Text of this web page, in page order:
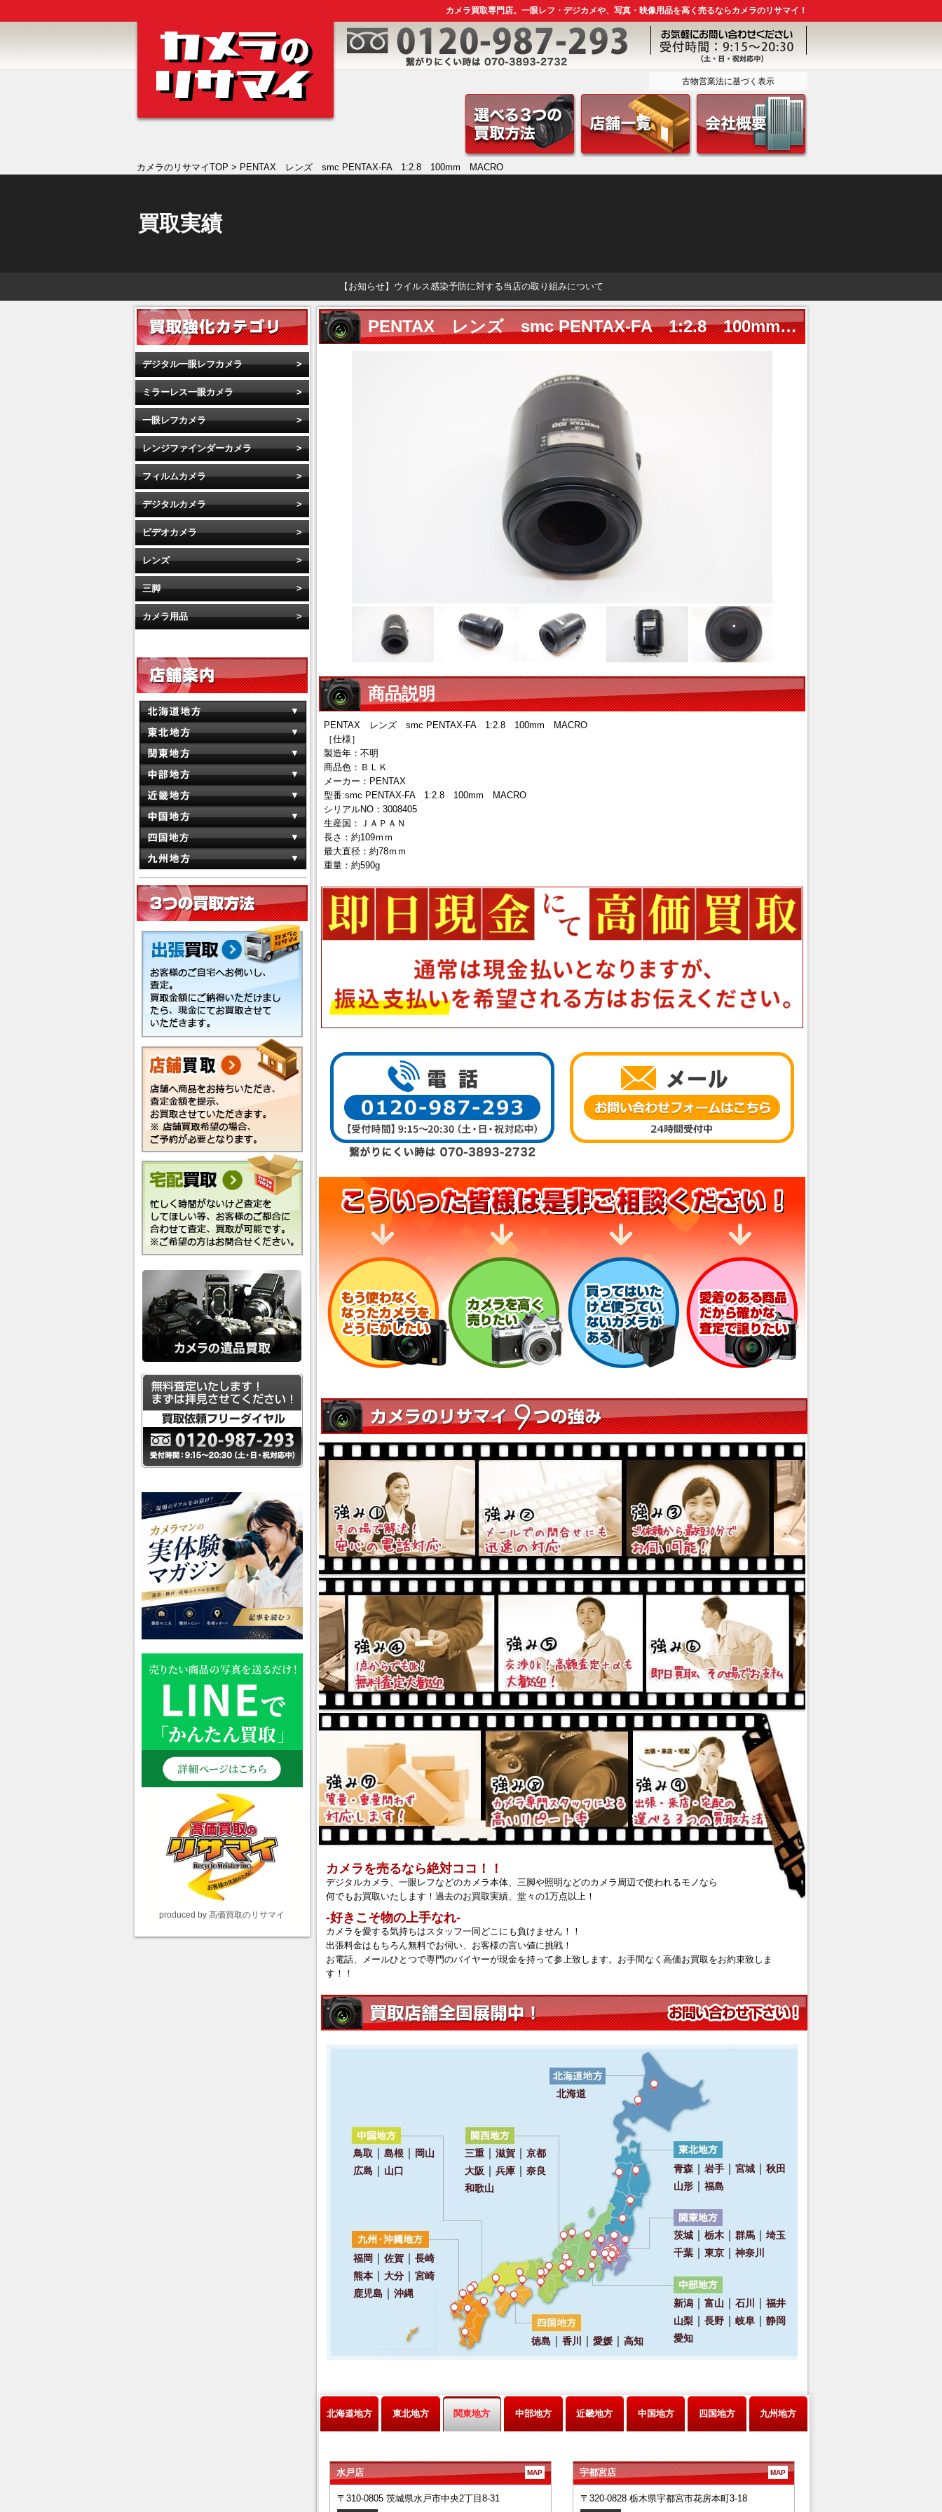
カメラ買取専門店。一眼レフ・デジカメや、写真・映像用品を高く売るならカメラのリサマイ！
古物営業法に基づく表示
カメラのリサマイTOP > PENTAX レンズ smc PENTAX-FA 1:2.8 100mm MACRO
買取実績
【お知らせ】ウイルス感染予防に対する当店の取り組みについて
PENTAX レンズ smc PENTAX-FA 1:2.8 100mm MACRO
商品説明
PENTAX レンズ smc PENTAX-FA 1:2.8 100mm MACRO
［仕様］
製造年：不明
商品色：ＢＬＫ
メーカー：PENTAX
型番:smc PENTAX-FA 1:2.8 100mm MACRO
シリアルNO：3008405
生産国：ＪＡＰＡＮ
長さ：約109ｍｍ
最大直径：約78ｍｍ
重量：約590g
カメラを売るなら絶対ココ！！
デジタルカメラ、一眼レフなどのカメラ本体、三脚や照明などのカメラ周辺で使われるモノなら
何でもお買取いたします！過去のお買取実績、堂々の1万点以上！
‐好きこそ物の上手なれ‐
カメラを愛する気持ちはスタッフ一同どこにも負けません！！
出張料金はもちろん無料でお伺い、お客様の言い値に挑戦！
お電話、メールひとつで専門のバイヤーが現金を持って参上致します。お手間なく高価お買取をお約束致しま
す！！
北海道地方 東北地方 関東地方 中部地方 近畿地方 中国地方 四国地方 九州地方
水戸店 MAP
〒310-0805 茨城県水戸市中央2丁目8-31
宇都宮店 MAP
〒320-0828 栃木県宇都宮市花房本町3-18
デジタル一眼レフカメラ
ミラーレス一眼カメラ
一眼レフカメラ
レンジファインダーカメラ
フィルムカメラ
デジタルカメラ
ビデオカメラ
レンズ
三脚
カメラ用品
produced by 高価買取のリサマイ